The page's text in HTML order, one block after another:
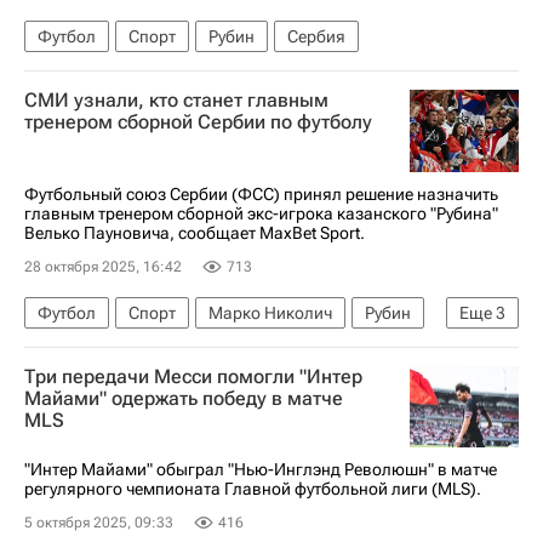
Футбол Спорт Рубин Сербия
СМИ узнали, кто станет главным
тренером сборной Сербии по футболу
Футбольный союз Сербии (ФСС) принял решение назначить
главным тренером сборной экс-игрока казанского "Рубина"
Велько Пауновича, сообщает MaxBet Sport.
28 октября 2025, 16:42 713
Еще3
Футбол Спорт Марко Николич
Рубин
Спартак Москва
ПФК ЦСКА Сербия
Три передачи Месси помогли "Интер
Майами" одержать победу в матче
MLS
"Интер Майами" обыграл "Нью-Инглэнд Революшн" в матче
регулярного чемпионата Главной футбольной лиги (MLS).
5 октября 2025, 09:33 416